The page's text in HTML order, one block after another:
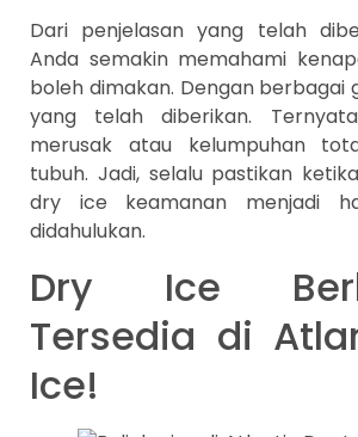
Dari penjelasan yang telah
Anda semakin memahami
boleh dimakan. Dengan berbagai
yang telah diberikan.
merusak atau kelumpuhan
tubuh. Jadi, selalu pastikan
dry ice keamanan menjadi
didahulukan.
Dry Ice
Tersedia di
Ice!